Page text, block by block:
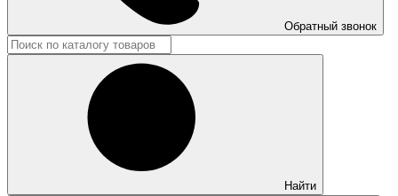
Обратный звонок
Найти